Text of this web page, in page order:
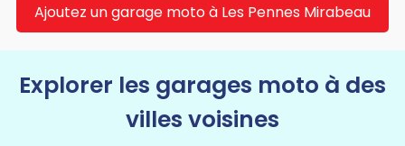
Ajoutez un garage moto à Les Pennes Mirabeau
Explorer les garages moto à des
villes voisines